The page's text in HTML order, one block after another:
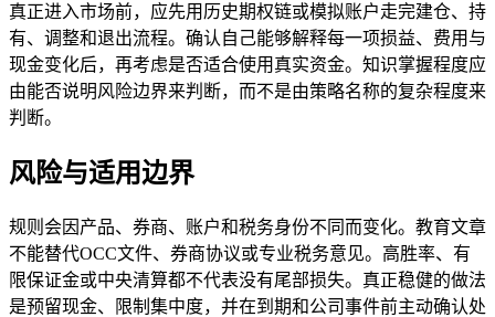
真正进入市场前，应先用历史期权链或模拟账户走完建仓、持
有、调整和退出流程。确认自己能够解释每一项损益、费用与
现金变化后，再考虑是否适合使用真实资金。知识掌握程度应
由能否说明风险边界来判断，而不是由策略名称的复杂程度来
判断。
风险与适用边界
规则会因产品、券商、账户和税务身份不同而变化。教育文章
不能替代OCC文件、券商协议或专业税务意见。高胜率、有
限保证金或中央清算都不代表没有尾部损失。真正稳健的做法
是预留现金、限制集中度，并在到期和公司事件前主动确认处